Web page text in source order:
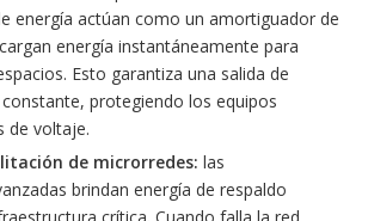
energía actúan como un amortiguador de
energía instantáneamente para
Esto garantiza una salida de
protegiendo los equipos
de voltaje.
de microrredes: las
brindan energía de respaldo